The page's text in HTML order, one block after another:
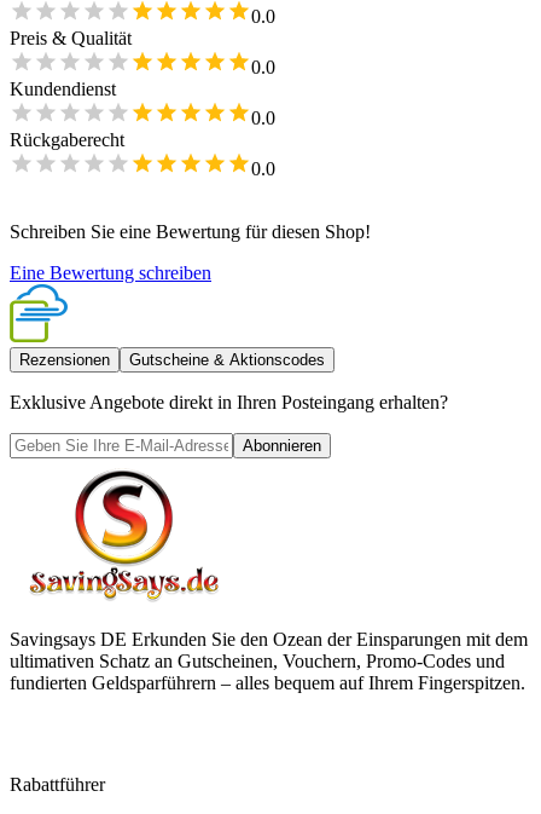
0.0
Preis & Qualität
0.0
Kundendienst
0.0
Rückgaberecht
0.0
Schreiben Sie eine Bewertung für diesen Shop!
Eine Bewertung schreiben
Rezensionen Gutscheine & Aktionscodes
Exklusive Angebote direkt in Ihren Posteingang erhalten?
Abonnieren
Savingsays DE Erkunden Sie den Ozean der Einsparungen mit dem
ultimativen Schatz an Gutscheinen, Vouchern, Promo-Codes und
fundierten Geldsparführern – alles bequem auf Ihrem Fingerspitzen.
Rabattführer